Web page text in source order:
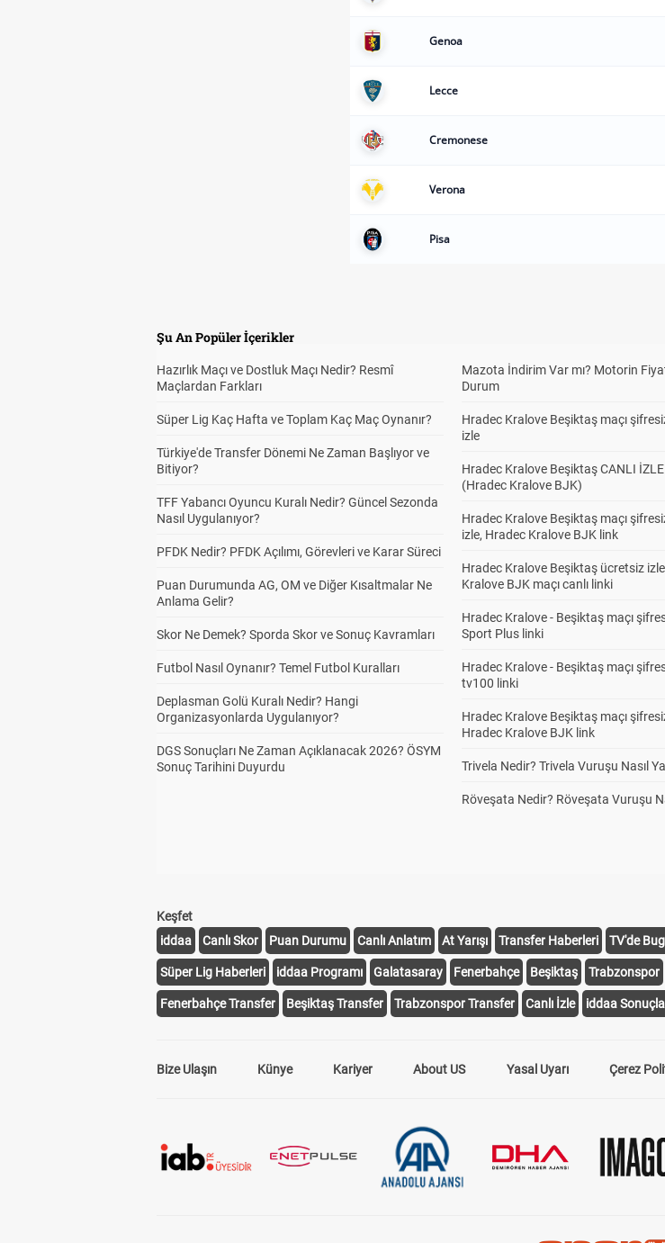
Genoa
Lecce
Cremonese
Verona
Pisa
Şu An Popüler İçerikler
Hazırlık Maçı ve Dostluk Maçı Nedir? Resmî
Maçlardan Farkları
Süper Lig Kaç Hafta ve Toplam Kaç Maç Oynanır?
Türkiye'de Transfer Dönemi Ne Zaman Başlıyor ve
Bitiyor?
TFF Yabancı Oyuncu Kuralı Nedir? Güncel Sezonda
Nasıl Uygulanıyor?
PFDK Nedir? PFDK Açılımı, Görevleri ve Karar Süreci
Puan Durumunda AG, OM ve Diğer Kısaltmalar Ne
Anlama Gelir?
Skor Ne Demek? Sporda Skor ve Sonuç Kavramları
Futbol Nasıl Oynanır? Temel Futbol Kuralları
Deplasman Golü Kuralı Nedir? Hangi
Organizasyonlarda Uygulanıyor?
DGS Sonuçları Ne Zaman Açıklanacak 2026? ÖSYM
Sonuç Tarihini Duyurdu
Mazota İndirim Var mı? Motorin
Durum
Hradec Kralove Beşiktaş maçı
izle
Hradec Kralove Beşiktaş CANLI İZLE
(Hradec Kralove BJK)
Hradec Kralove Beşiktaş maçı
izle, Hradec Kralove BJK link
Hradec Kralove Beşiktaş ücretsiz
Kralove BJK maçı canlı linki
Hradec Kralove - Beşiktaş maçı
Sport Plus linki
Hradec Kralove - Beşiktaş maçı
tv100 linki
Hradec Kralove Beşiktaş maçı
Hradec Kralove BJK link
Trivela Nedir? Trivela Vuruşu Nasıl
Röveşata Nedir? Röveşata Vuruşu
Keşfet
iddaa
Canlı Skor Puan Durumu Canlı Anlatım At Yarışı Transfer Haberleri TV'de
Süper Lig Haberleri iddaa Programı Galatasaray Fenerbahçe Beşiktaş Trabzonspor
Fenerbahçe Transfer Beşiktaş Transfer Trabzonspor Transfer Canlı İzle iddaa
Bize Ulaşın Künye Kariyer About US Yasal Uyarı Çerez